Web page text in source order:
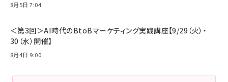
8月5日 7:04
＜第3回＞AI時代のBtoBマーケティング実践講座【9/29（火）・
30（水）開催】
8月4日 9:00